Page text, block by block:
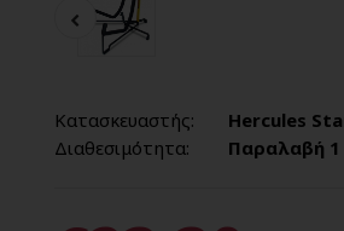
Κατασκευαστής:
Hercules
Διαθεσιμότητα:
Παραλαβή 1